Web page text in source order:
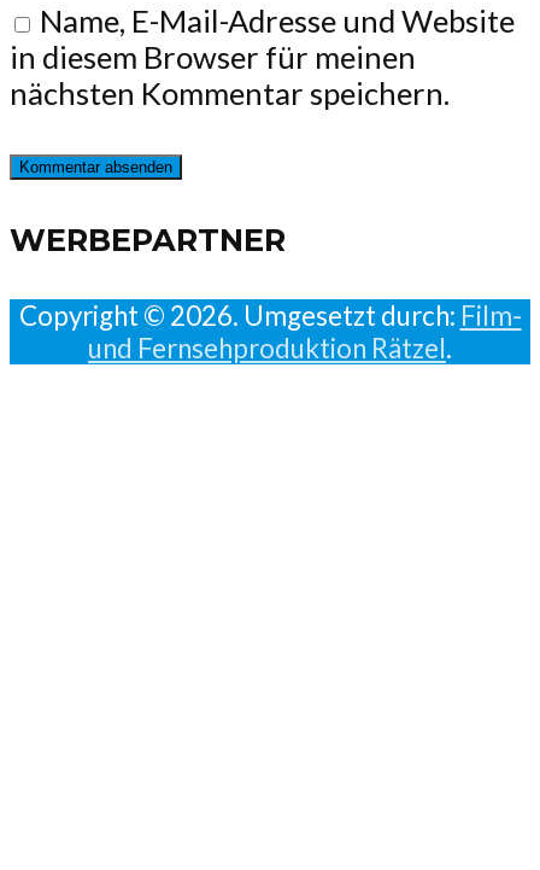
Name, E-Mail-Adresse und Website
in diesem Browser für meinen
nächsten Kommentar speichern.
WERBEPARTNER
Copyright © 2026. Umgesetzt durch: Film-
und Fernsehproduktion Rätzel.